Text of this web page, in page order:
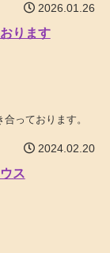
2026.01.26
ります
っております。
2024.02.20
ス